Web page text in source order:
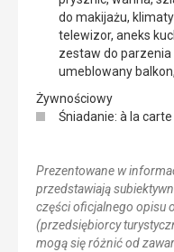
do makijażu,
telewizor, aneks
zestaw do parzenia
umeblowany
Żywnościowy
Śniadanie: à la carte
Prezentowane w
przedstawiają
części oficjalnego opisu
(przedsiębiorcy
mogą się różnić od